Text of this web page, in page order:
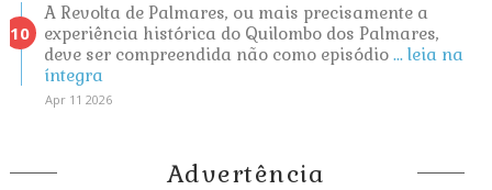
A Revolta de Palmares, ou mais precisamente a
experiência histórica do Quilombo dos Palmares,
deve ser compreendida não como episódio ... leia na
íntegra
Apr 11 2026
Advertência